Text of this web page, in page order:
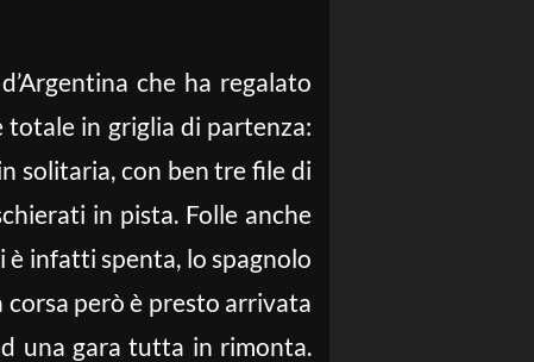
che ha regalato
totale in griglia di partenza:
solitaria, con ben tre file di
in pista. Folle anche
infatti spenta, lo spagnolo
però è presto arrivata
una gara tutta in rimonta.